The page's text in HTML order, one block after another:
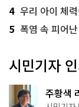
4 우리 아이 체
5 폭염 속 피어
시민기자
주황색